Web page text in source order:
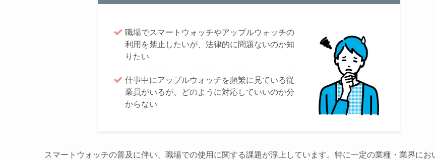
職場でスマートウォッチやアップルウォッチの
利用を禁止したいが、法律的に問題ないのか知
りたい
仕事中にアップルウォッチを頻繁に見ている従
業員がいるが、どのように対応していいのか分
からない
スマートウォッチの普及に伴い、職場での使用に関する課題が浮上しています。特に一定の業種・業界にお